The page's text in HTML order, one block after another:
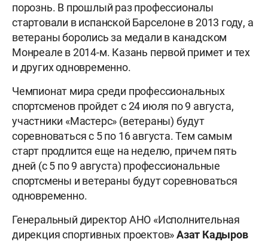
порознь. В прошлый раз профессионалы
стартовали в испанской Барселоне в 2013 году, а
ветераны боролись за медали в канадском
Монреале в 2014-м. Казань первой примет и тех
и других одновременно.
Чемпионат мира среди профессиональных
спортсменов пройдет с 24 июля по 9 августа,
участники «Мастерс» (ветераны) будут
соревноваться с 5 по 16 августа. Тем самым
старт продлится еще на неделю, причем пять
дней (с 5 по 9 августа) профессиональные
спортсмены и ветераны будут соревноваться
одновременно.
Генеральный директор АНО «Исполнительная
дирекция спортивных проектов»Азат Кадыров